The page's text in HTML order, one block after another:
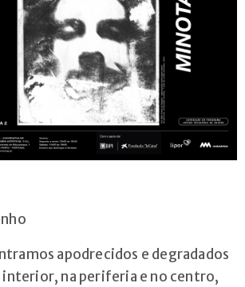
apodrecidos e degradados
na periferia e no centro,